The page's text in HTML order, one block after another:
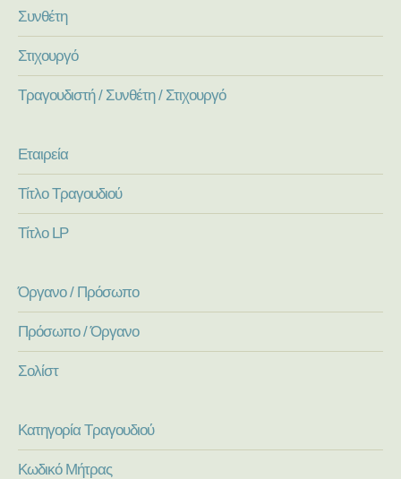
Συνθέτη
Στιχουργό
Τραγουδιστή / Συνθέτη / Στιχουργό
Εταιρεία
Τίτλο Τραγουδιού
Τίτλο LP
Όργανο / Πρόσωπο
Πρόσωπο / Όργανο
Σολίστ
Κατηγορία Τραγουδιού
Κωδικό Μήτρας